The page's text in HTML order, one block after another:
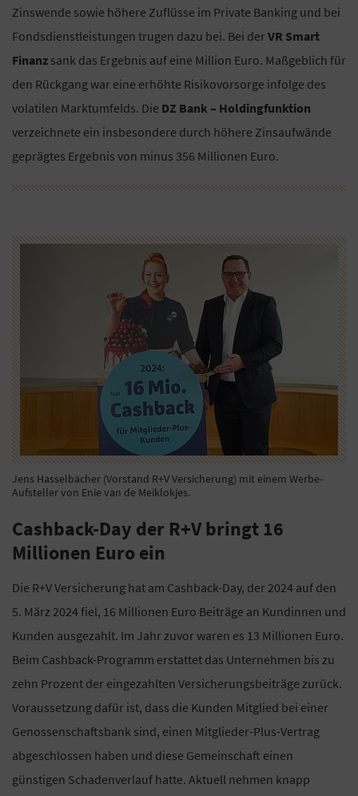
Zinswende sowie höhere Zuflüsse im Private Banking und bei
Fondsdienstleistungen trugen dazu bei. Bei derVR Smart
Finanz sank das Ergebnis auf eine Million Euro. Maßgeblich für
den Rückgang war eine erhöhte Risikovorsorge infolge des
volatilen Marktumfelds. Die DZ Bank – Holdingfunktion
verzeichnete ein insbesondere durch höhere Zinsaufwände
geprägtes Ergebnis von minus 356 Millionen Euro.
Jens Hasselbächer (Vorstand R+V Versicherung) mit einem Werbe-
Aufsteller von Enie van de Meiklokjes.
Cashback-Day der R+V bringt 16
Millionen Euro ein
Die R+V Versicherung hat am Cashback-Day, der 2024 auf den
5. März 2024 fiel, 16 Millionen Euro Beiträge an Kundinnen und
Kunden ausgezahlt. Im Jahr zuvor waren es 13 Millionen Euro.
Beim Cashback-Programm erstattet das Unternehmen bis zu
zehn Prozent der eingezahlten Versicherungsbeiträge zurück.
Voraussetzung dafür ist, dass die Kunden Mitglied bei einer
Genossenschaftsbank sind, einen Mitglieder-Plus-Vertrag
abgeschlossen haben und diese Gemeinschaft einen
günstigen Schadenverlauf hatte. Aktuell nehmen knapp